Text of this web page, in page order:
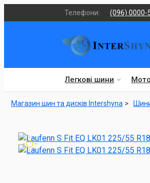
Телефони: (096) 0000-
Легкові шини
Магазин шин та дисків Intershyna